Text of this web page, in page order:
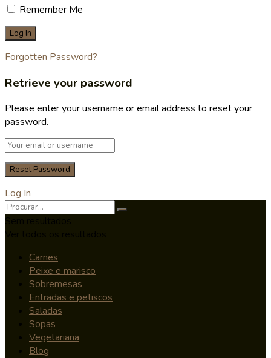
Remember Me
Forgotten Password?
Retrieve your password
Please enter your username or email address to reset your
password.
Log In
Carnes
Peixe e marisco
Sobremesas
Entradas e petiscos
Saladas
Sopas
Vegetariana
Blog